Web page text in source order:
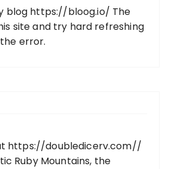
blog https://bloog.io/ The
site and try hard refreshing
error.
https://doubledicerv.com//
Ruby Mountains, the